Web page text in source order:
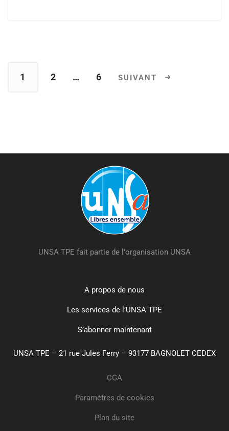
1 2 … 6
UNSA TPE fait partie de l'organisation UNSA
A propos de nous
Les services de l’UNSA TPE
S’abonner maintenant
UNSA TPE – 21 rue Jules Ferry – 93177 BAGNOLET CEDEX
CGA
Paramètres de cookies
Plan du site